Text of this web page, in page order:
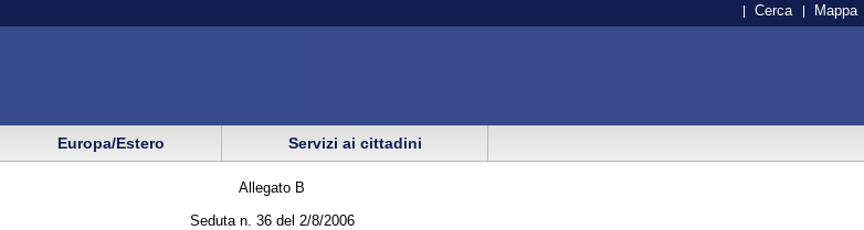
Cerca Mappa
Europa/Estero Servizi ai cittadini
Allegato B
Seduta n. 36 del 2/8/2006